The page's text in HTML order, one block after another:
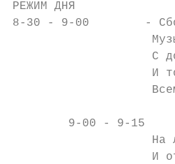
РЕЖИМ ДНЯ
8-30 - 9-00        - Сбор
С
И
9-00 - 9-15
На
И